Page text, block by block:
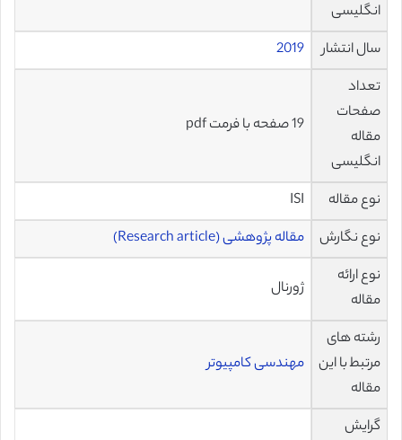
انگلیسی
سال انتشار
2019
تعداد
صفحات
مقاله
انگلیسی
19 صفحه با فرمت pdf
نوع مقاله
ISI
نوع نگارش
مقاله پژوهشی (Research article)
نوع ارائه
مقاله
ژورنال
رشته های
مرتبط با این
مقاله
مهندسی کامپیوتر
گرایش